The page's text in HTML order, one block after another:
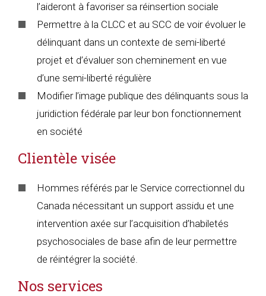
l’aideront à favoriser sa réinsertion sociale
Permettre à la CLCC et au SCC de voir évoluer le
délinquant dans un contexte de semi-liberté
projet et d’évaluer son cheminement en vue
d’une semi-liberté régulière
Modifier l’image publique des délinquants sous la
juridiction fédérale par leur bon fonctionnement
en société
Clientèle visée
Hommes référés par le Service correctionnel du
Canada nécessitant un support assidu et une
intervention axée sur l’acquisition d’habiletés
psychosociales de base afin de leur permettre
de réintégrer la société.
Nos services